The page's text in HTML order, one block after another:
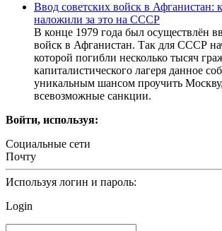
Ввод советских войск в Афганистан:
наложили за это на СССР
В конце 1979 года был осуществлён
войск в Афганистан. Так для СССР
которой погибли несколько тысяч
капиталистического лагеря данное
уникальным шансом проучить
всевозможные санкции.
Войти, используя:
Социальные сети
Почту
Используя логин и пароль:
Login